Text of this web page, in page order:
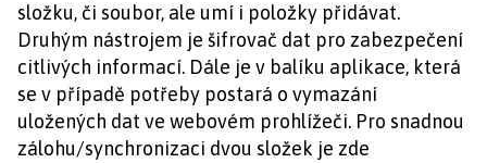
složku, či soubor, ale umí i položky přidávat.
Druhým nástrojem je šifrovač dat pro zabezpečení
citlivých informací. Dále je v balíku aplikace, která
se v případě potřeby postará o vymazání
uložených dat ve webovém prohlížeči. Pro snadnou
zálohu/synchronizaci dvou složek je zde